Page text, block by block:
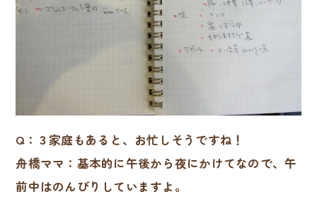
Q：３家庭もあると、お忙しそうですね！
舟橋ママ：基本的に午後から夜にかけてなので、午
前中はのんびりしていますよ。